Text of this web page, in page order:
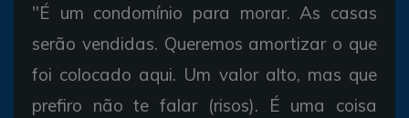
"É um condomínio para morar. As casas
serão vendidas. Queremos amortizar o que
foi colocado aqui. Um valor alto, mas que
prefiro não te falar (risos). É uma coisa